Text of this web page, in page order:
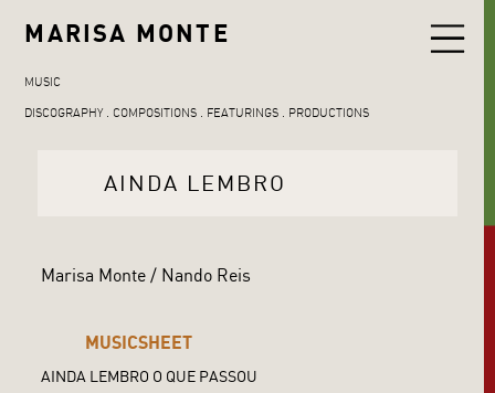
MARISA MONTE
MUSIC
DISCOGRAPHY
COMPOSITIONS FEATURINGS PRODUCTIONS
AINDA LEMBRO
Marisa Monte / Nando Reis
MUSICSHEET
AINDA LEMBRO O QUE PASSOU